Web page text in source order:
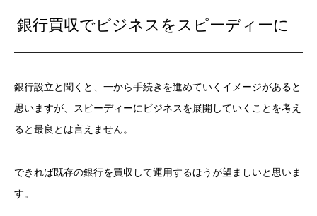
銀行買収でビジネスをスピーディーに
銀行設立と聞くと、一から手続きを進めていくイメージがあると
思いますが、スピーディーにビジネスを展開していくことを考え
ると最良とは言えません。
できれば既存の銀行を買収して運用するほうが望ましいと思いま
す。